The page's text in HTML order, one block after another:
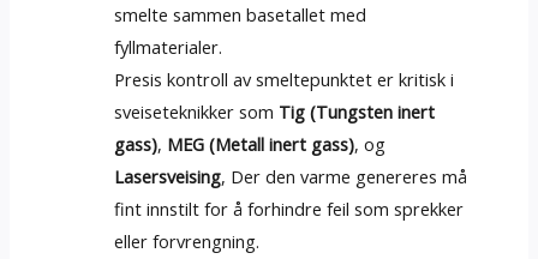
smelte sammen basetallet med
fyllmaterialer.
Presis kontroll av smeltepunktet er kritisk i
sveiseteknikker som Tig (Tungsten inert
gass), MEG (Metall inert gass), og
Lasersveising, Der den varme genereres må
fint innstilt for å forhindre feil som sprekker
eller forvrengning.